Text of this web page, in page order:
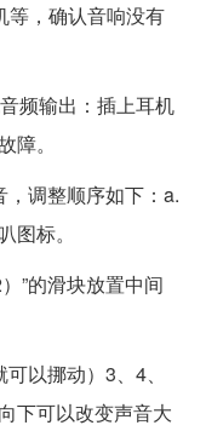
等，确认音响没有
频输出：插上耳机
。
调整顺序如下：a.
标。
”的滑块放置中间
以挪动）3、4、
下可以改变声音大